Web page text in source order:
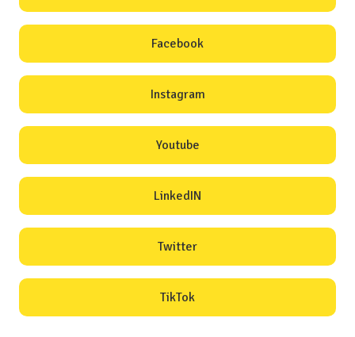
Facebook
Instagram
Youtube
LinkedIN
Twitter
TikTok